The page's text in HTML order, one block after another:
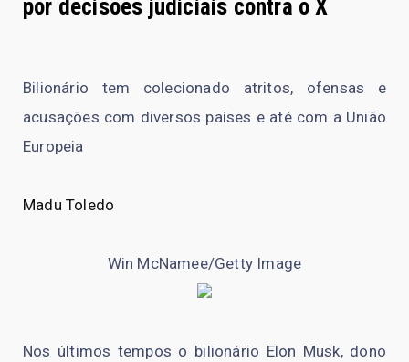
por decisões judiciais contra o X
Bilionário tem colecionado atritos, ofensas e
acusações com diversos países e até com a União
Europeia
Madu Toledo
Win McNamee/Getty Image
Nos últimos tempos o bilionário Elon Musk, dono